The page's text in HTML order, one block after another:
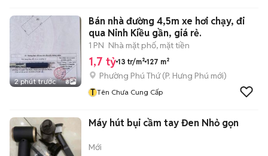
2 phút trước 8
Bán nhà đường 4,5m xe hơi chạy, đi
qua Ninh Kiều gần, giá rẻ.
1 PN Nhà mặt phố, mặt tiền
1,7 tỷ 13 tr/m² 127 m²
Phường Phú Thứ(P. Hưng Phú mới)
T Tên Chưa Cung Cấp
Máy hút bụi cầm tay Đen Nhỏ gọn
Mới